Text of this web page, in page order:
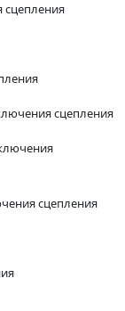
сцепления
сцепления
сцепления